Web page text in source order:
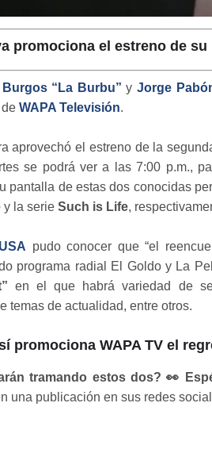
promociona el estreno de
“La Burbu” y Jorge
WAPA Televisión.
aprovechó el estreno de la
se podrá ver a las 7:00 p.m.,
pantalla de estas dos conocidas
y la serie Such is Life,
pudo conocer que “el
programa radial El Goldo y La
en el que habrá variedad de
temas de actualidad, entre otros.
promociona WAPA TV el
tramando estos dos? 👀
una publicación en sus redes